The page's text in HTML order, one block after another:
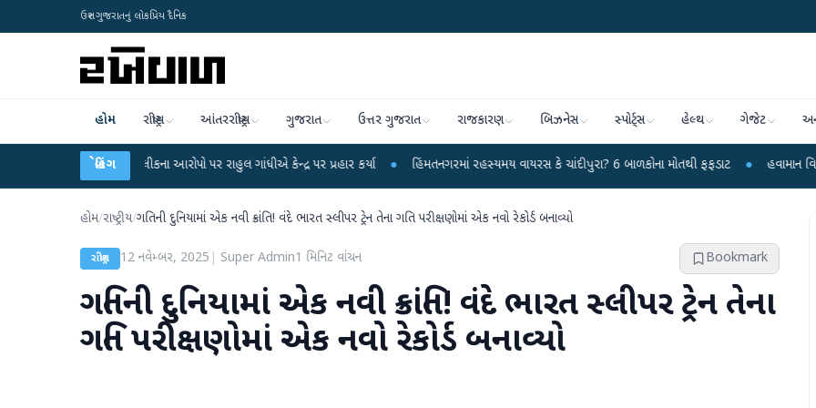
ઉત્તર ગુજરાતનું લોકપ્રિય દૈનિક
હોમ રાષ્ટ્રીય આંતરરાષ્ટ્રીય ગુજરાત ઉત્તર ગુજરાત રાજકારણ બિઝનેસ સ્પોર્ટ્સ હેલ્થ ગેજેટ
બ્રેકિંગ
પરીક્ષા લીકના આરોપો પર રાહુલ ગાંધીએ કેન્દ્ર પર પ્રહાર કર્યા ● હિંમતનગરમાં રહસ્યમય વાયરસ કે ચાંદીપુરા? 6 બાળકોના મોતથી ફફડાટ ● હવામાન વિભાગે 18 રાજ્યો
હોમ/રાષ્ટ્રીય/ગતિની દુનિયામાં એક નવી ક્રાંતિ! વંદે ભારત સ્લીપર ટ્રેન તેના ગતિ પરીક્ષણોમાં એક નવો રેકોર્ડ બનાવ્યો
રાષ્ટ્રીય 12 નવેમ્બર, 2025 Super Admin1 મિનિટ વાંચન Bookmark
ગતિની દુનિયામાં એક નવી ક્રાંતિ! વંદે ભારત સ્લીપર ટ્રેન તેના
ગતિ પરીક્ષણોમાં એક નવો રેકોર્ડ બનાવ્યો